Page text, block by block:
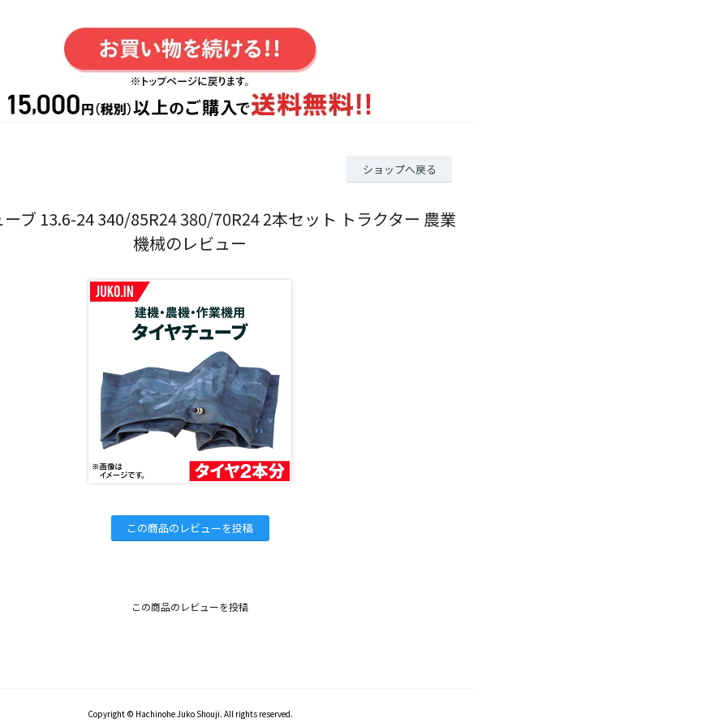
ショップへ戻る
ブ 13.6-24 340/85R24 380/70R24 2本セット トラクター 農業
機械のレビュー
この商品のレビューを投稿
この商品のレビューを投稿
Copyright © Hachinohe Juko Shouji. All rights reserved.